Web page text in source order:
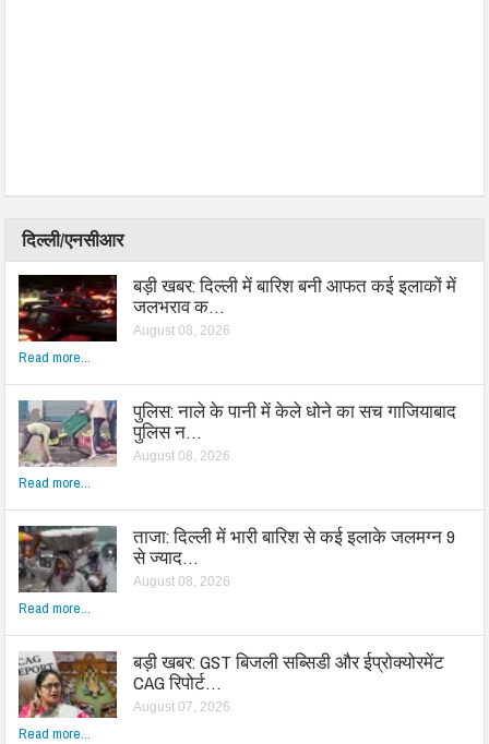
दिल्ली/एनसीआर
बड़ी खबर: दिल्ली में बारिश बनी आफत कई इलाकों में
जलभराव क…
August 08, 2026
Read more...
पुलिस: नाले के पानी में केले धोने का सच गाजियाबाद
पुलिस न…
August 08, 2026
Read more...
ताजा: दिल्ली में भारी बारिश से कई इलाके जलमग्न 9
से ज्याद…
August 08, 2026
Read more...
बड़ी खबर: GST बिजली सब्सिडी और ईप्रोक्योरमेंट
CAG रिपोर्ट…
August 07, 2026
Read more...